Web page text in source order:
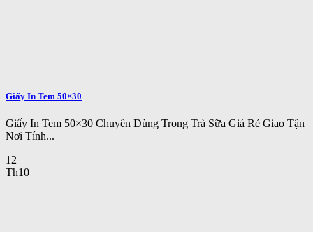
Giấy In Tem 50×30
Giấy In Tem 50×30 Chuyên Dùng Trong Trà Sữa Giá Rẻ Giao Tận
Nơi Tính...
12
Th10